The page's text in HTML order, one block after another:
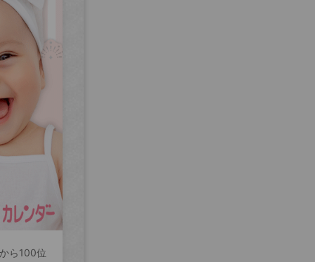
ら100位